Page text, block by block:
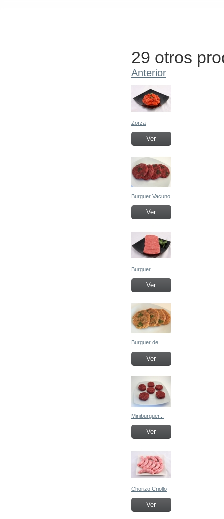
29 otros
Anterior
Zorza
Ver
Burguer Vacuno
Ver
Burguer...
Ver
Burguer de...
Ver
Miniburguer...
Ver
Chorizo Criollo
Ver